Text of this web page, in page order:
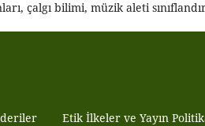
bilimi, müzik aleti
Etik İlkeler ve Yayın